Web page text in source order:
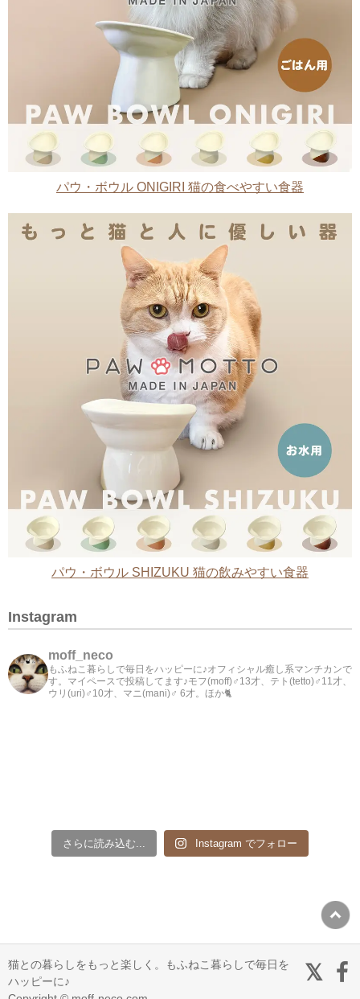
パウ・ボウル ONIGIRI 猫の食べやすい食器
パウ・ボウル SHIZUKU 猫の飲みやすい食器
Instagram
moff_neco
もふねこ暮らしで毎日をハッピーに♪オフィシャル癒し系マンチカンで
す。マイペースで投稿してます♪モフ(moff)♂13才、テト(tetto)♂11才、
ウリ(uri)♂10才、マニ(mani)♂ 6才。ほか🐈
さらに読み込む... Instagram でフォロー
猫との暮らしをもっと楽しく。もふねこ暮らしで毎日を
ハッピーに♪